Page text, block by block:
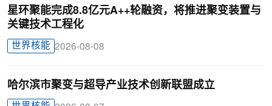
星环聚能完成8.8亿元A++轮融资，将推进聚变装置与
关键技术工程化
世界核能 2026-08-08
哈尔滨市聚变与超导产业技术创新联盟成立